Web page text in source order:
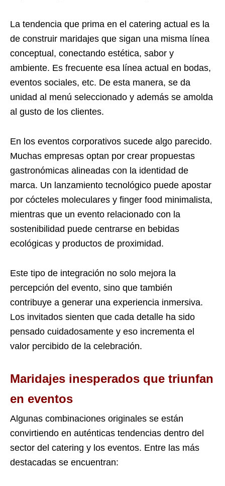
La tendencia que prima en el catering actual es la
de construir maridajes que sigan una misma línea
conceptual, conectando estética, sabor y
ambiente. Es frecuente esa línea actual en bodas,
eventos sociales, etc. De esta manera, se da
unidad al menú seleccionado y además se amolda
al gusto de los clientes.
En los eventos corporativos sucede algo parecido.
Muchas empresas optan por crear propuestas
gastronómicas alineadas con la identidad de
marca. Un lanzamiento tecnológico puede apostar
por cócteles moleculares y finger food minimalista,
mientras que un evento relacionado con la
sostenibilidad puede centrarse en bebidas
ecológicas y productos de proximidad.
Este tipo de integración no solo mejora la
percepción del evento, sino que también
contribuye a generar una experiencia inmersiva.
Los invitados sienten que cada detalle ha sido
pensado cuidadosamente y eso incrementa el
valor percibido de la celebración.
Maridajes inesperados que triunfan
en eventos
Algunas combinaciones originales se están
convirtiendo en auténticas tendencias dentro del
sector del catering y los eventos. Entre las más
destacadas se encuentran: